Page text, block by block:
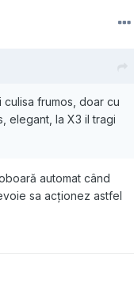
frumos, doar cu
elegant, la X3 il tragi
automat când
sa acționez astfel